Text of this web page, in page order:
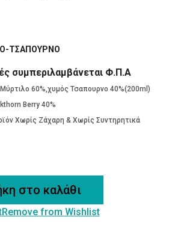
ΤΣΑΠΟΥΡΝΟ
συμπεριλαμβάνεται Φ.Π.Α
60%,χυμός Τσαπουρνο 40%(200ml)
Berry 40%
Χωρίς Ζάχαρη & Χωρίς Συντηρητικά
στο καλάθι
Remove from Wishlist